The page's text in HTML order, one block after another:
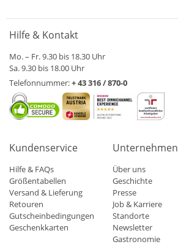
Hilfe & Kontakt
Mo. – Fr. 9.30 bis 18.30 Uhr
Sa. 9.30 bis 18.00 Uhr
Telefonnummer:+ 43 316 / 870-0
Kundenservice
Hilfe & FAQs
Größentabellen
Versand & Lieferung
Retouren
Gutscheinbedingungen
Geschenkkarten
Unternehmen
Über uns
Geschichte
Presse
Job & Karriere
Standorte
Newsletter
Gastronomie